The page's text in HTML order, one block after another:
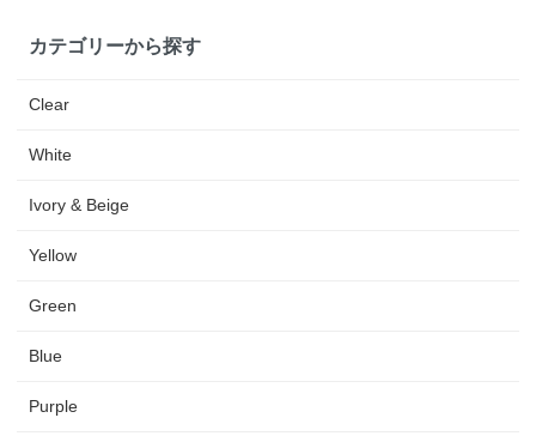
カテゴリーから探す
Clear
White
Ivory & Beige
Yellow
Green
Blue
Purple